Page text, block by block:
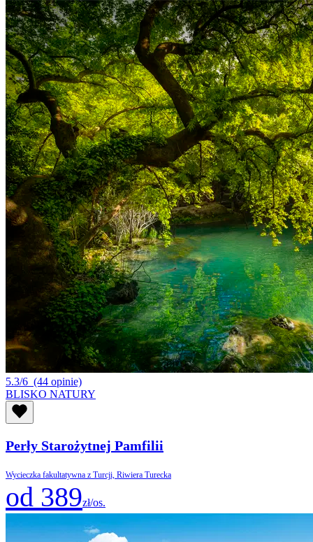
5.3/6 (44 opinie)
BLISKO NATURY
Perły Starożytnej Pamfilii
Wycieczka fakultatywna z Turcji, Riwiera Turecka
od 389zł/os.